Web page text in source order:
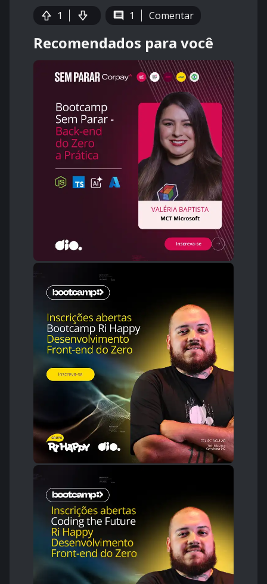
1 1 Comentar
Recomendados para você